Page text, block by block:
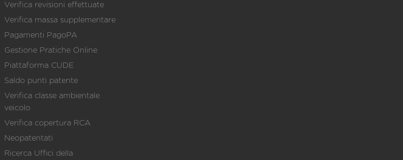
Verifica revisioni effettuate
Verifica massa supplementare
Pagamenti PagoPA
Gestione Pratiche Online
Piattaforma CUDE
Saldo punti patente
Verifica classe ambientale
veicolo
Verifica copertura RCA
Neopatentati
Ricerca Uffici della